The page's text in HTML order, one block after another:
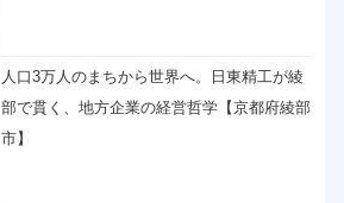
人口3万人のまちから世界へ。日東精工が綾
部で貫く、地方企業の経営哲学【京都府綾部
市】